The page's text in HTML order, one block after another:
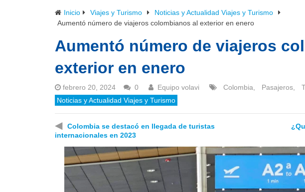
Inicio Viajes y Turismo
Noticias y Actualidad Viajes y Turismo
Aumentó número de viajeros colombianos al exterior en enero
Aumentó número de viajeros
exterior en enero
febrero 20, 2024 0 Equipo volavi Colombia Pasajeros
Noticias y Actualidad Viajes y Turismo
◀
Colombia se destacó en llegada de turistas
internacionales en 2023